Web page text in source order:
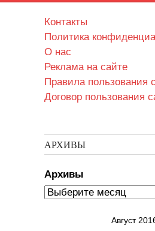
Контакты
Политика
О нас
Реклама на сайте
Правила пользования
Договор пользования
АРХИВЫ
Архивы
Август